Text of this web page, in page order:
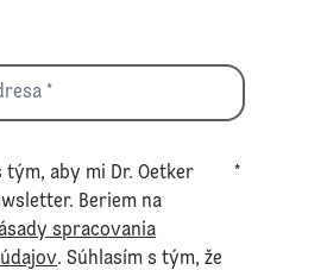
tým, aby mi Dr. Oetker
Beriem na
spracovania
. Súhlasím s tým, že
*